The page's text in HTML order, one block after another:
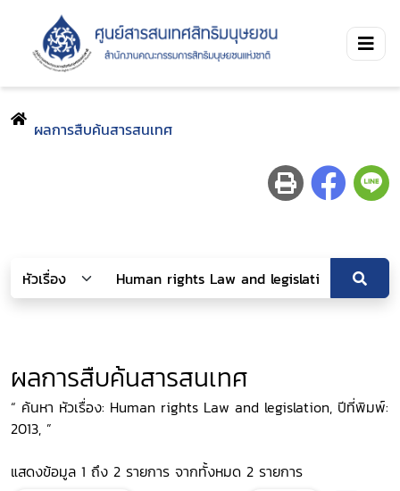
ผลการสืบค้นสารสนเทศ
ผลการสืบค้นสารสนเทศ
“ ค้นหา หัวเรื่อง: Human rights Law and legislation, ปีที่พิมพ์:
2013, ”
แสดงข้อมูล 1 ถึง 2 รายการ จากทั้งหมด 2 รายการ